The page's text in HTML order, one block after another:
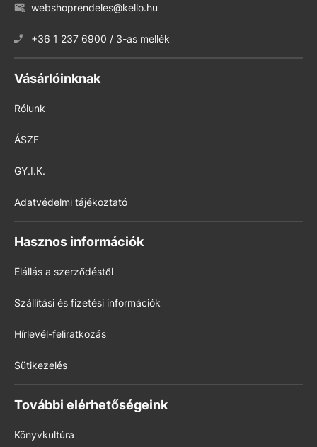
webshoprendeles@kello.hu
+36 1 237 6900 / 3-as mellék
Vásárlóinknak
Rólunk
ÁSZF
GY.I.K.
Adatvédelmi tájékoztató
Hasznos információk
Elállás a szerződéstől
Szállítási és fizetési információk
Hírlevél-feliratkozás
Sütikezelés
További elérhetőségeink
Könyvkultúra